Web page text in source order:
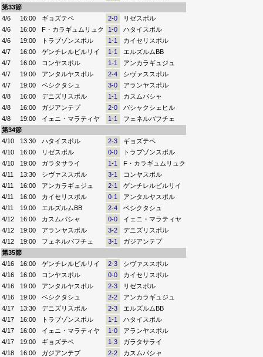
第33節
4/6
16:00 ギョズテペ 2-0
リゼスポル
4/6
16:00 F・カラギュムリュク 1-0
ハタイスポル
4/6
19:00 トラブゾンスポル 1-1
カイセリスポル
4/7
16:00 ゲンチレルビルリイ 1-1
エルズルムBB
4/7
16:00 コンヤスポル 1-1
アンカラギュジュ
4/7
19:00 アンタルヤスポル 2-4
シヴァススポル
4/7
19:00 ベシクタシュ 3-0
アランヤスポル
4/8
16:00 デニズリスポル 1-1
カスムパシャ
4/8
16:00 ガジアンテプ 2-0
バシャクシェヒル
4/8
19:00 イェニ・マラティヤ 1-1
フェネルバフチェ
第34節
4/10
13:30 ハタイスポル 2-3
ギョズテペ
4/10
16:00 リゼスポル 0-0
トラブゾンスポル
4/10
19:00 ガラタサライ 1-1
F・カラギュムリュク
4/11
13:30 シヴァススポル 3-1
コンヤスポル
4/11
16:00 アンカラギュジュ 2-1
ゲンチレルビルリイ
4/11
16:00 カイセリスポル 0-1
アンタルヤスポル
4/11
19:00 エルズルムBB 2-4
ベシクタシュ
4/12
16:00 カスムパシャ 0-0
イェニ・マラティヤ
4/12
19:00 アランヤスポル 3-2
デニズリスポル
4/12
19:00 フェネルバフチェ 3-1
ガジアンテプ
第35節
4/16
16:00 ゲンチレルビルリイ 2-3
シヴァススポル
4/16
16:00 コンヤスポル 0-0
カイセリスポル
4/16
19:00 アンタルヤスポル 2-3
リゼスポル
4/16
19:00 ベシクタシュ 2-2
アンカラギュジュ
4/17
13:30 デニズリスポル 2-3
エルズルムBB
4/17
16:00 トラブゾンスポル 1-1
ハタイスポル
4/17
16:00 イェニ・マラティヤ 1-0
アランヤスポル
4/17
19:00 ギョズテペ 1-3
ガラタサライ
4/18
16:00 ガジアンテプ 2-2
カスムパシャ